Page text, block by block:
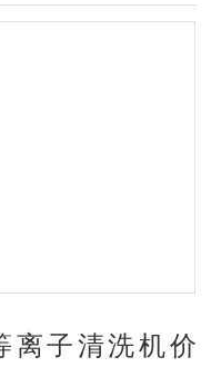
离子清洗机价